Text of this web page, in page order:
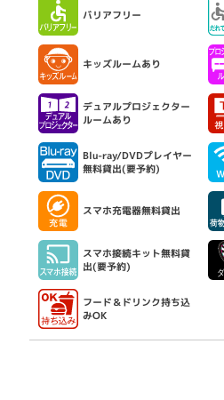
バリアフリー
キッズルームあり
デュアルプロジェクター
ルームあり
Blu-ray/DVDプレイヤー
無料貸出(要予約)
スマホ充電器無料貸出
スマホ接続キット無料貸
出(要予約)
フード＆ドリンク持ち込
みOK